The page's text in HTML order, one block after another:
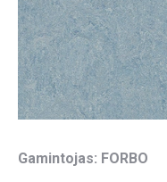
Gamintojas: FORBO